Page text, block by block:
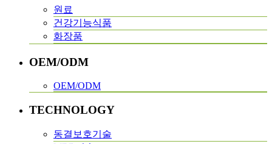
원료
건강기능식품
화장품
OEM/ODM
OEM/ODM
TECHNOLOGY
동결보호기술